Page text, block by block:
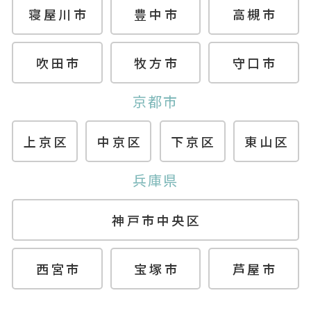
寝屋川市 豊中市 高槻市
吹田市 牧方市 守口市
京都市
上京区 中京区 下京区 東山区
兵庫県
神戸市中央区
西宮市 宝塚市 芦屋市